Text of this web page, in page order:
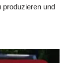
und